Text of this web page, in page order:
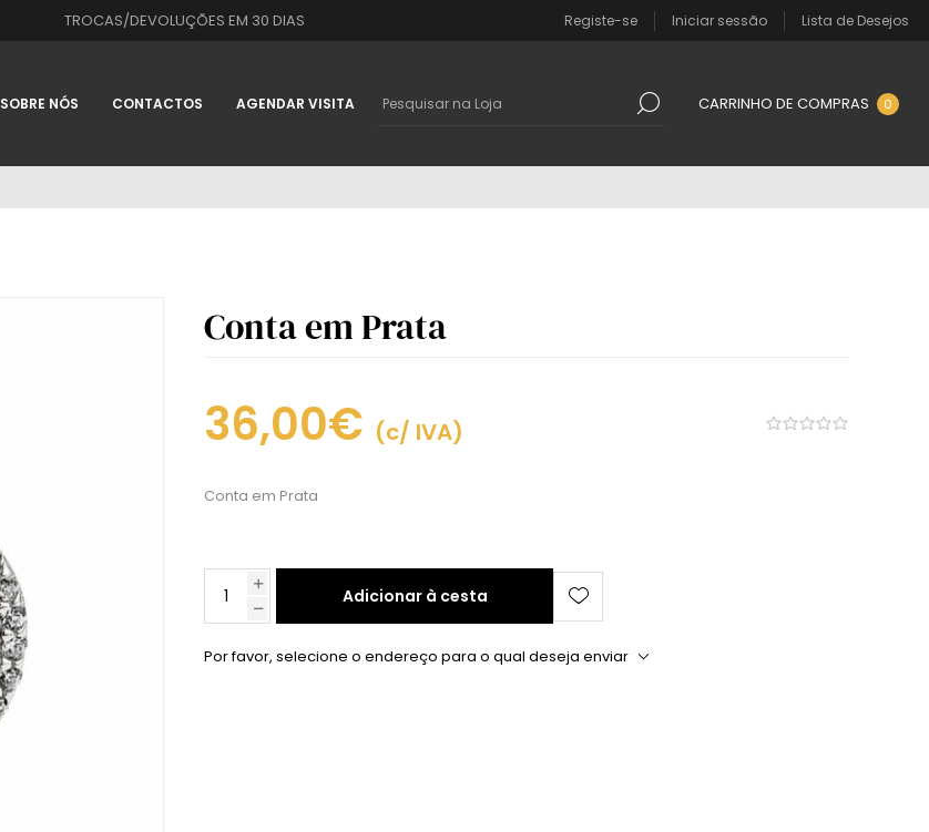
TROCAS/DEVOLUÇÕES EM 30 DIAS Registe-se Iniciar sessão Lista de Desejos
SOBRE NÓS CONTACTOS AGENDAR VISITA CARRINHO DE COMPRAS 0
Conta em Prata
36,00€ (c/ IVA)
Conta em Prata
Adicionar à cesta
Por favor, selecione o endereço para o qual deseja enviar